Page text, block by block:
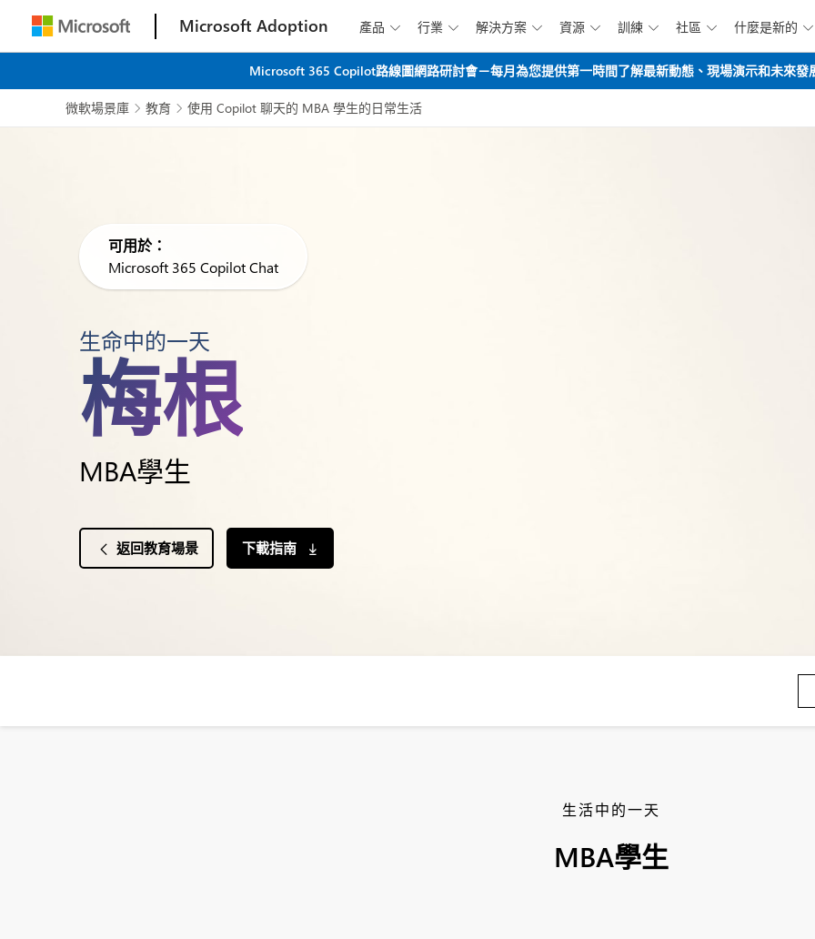
跳到主要內容
Microsoft Adoption 產品  行業  解決方案  資源  訓練  社區  什麼是新的 
Microsoft 365 Copilot路線圖網路研討會－每月為您提供第一時間了解最新動態、現場演示和未來發
微軟場景庫  教育  使用 Copilot 聊天的 MBA 學生的日常生活
可用於：
Microsoft 365 Copilot Chat
生命中的一天
梅根
MBA學生
返回教育場景 下載指南
生活中的一天
MBA學生